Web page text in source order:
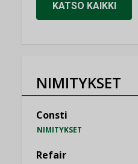
KATSO KAIKKI
NIMITYKSET
Consti
NIMITYKSET
Refair